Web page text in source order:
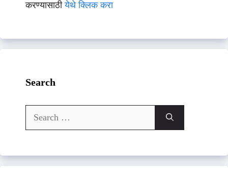
करण्यासाठीयेथे क्लिक करा
Search
Search
for: